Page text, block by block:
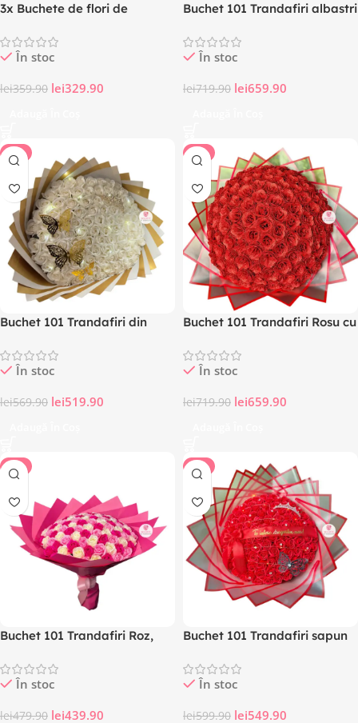
3x Buchete de flori de
trandafiri din sapun Rosii cu
mesaj „Te iubesc!”
În stoc
lei359.90 lei329.90
Buchet 101 Trandafiri albastri
În stoc
lei719.90 lei659.90
-9%
Buchet 101 Trandafiri din
luminite, diamante, fluturasi,
perle incluse
În stoc
lei569.90 lei519.90
-8%
Buchet 101 Trandafiri Rosu cu
În stoc
lei719.90 lei659.90
-8%
Buchet 101 Trandafiri Roz,
manual
În stoc
lei479.90 lei439.90
-8%
Buchet 101 Trandafiri sapun
Mesaj de dragoste, Coronita
cadou
În stoc
lei599.90 lei549.90